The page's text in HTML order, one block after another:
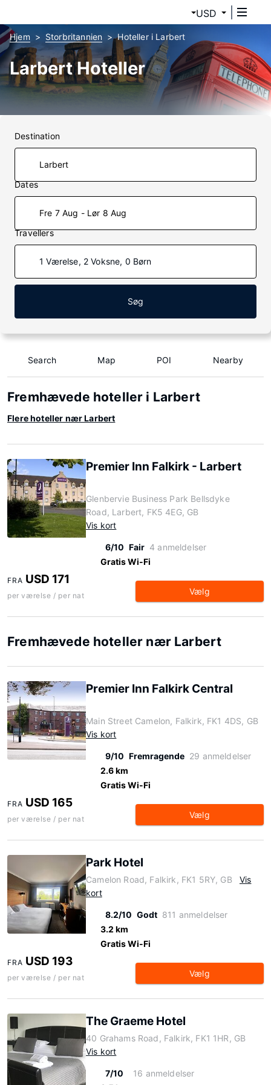
USD
Hjem Storbritannien Hoteller i Larbert
Larbert Hoteller
Destination
Dates
Fre 7 Aug - Lør 8 Aug
Travellers
1 Værelse, 2 Voksne, 0 Børn
Søg
Search Map POI Nearby
Fremhævede hoteller i Larbert
Flere hoteller nær Larbert
Premier Inn Falkirk - Larbert
Glenbervie Business Park Bellsdyke
Road, Larbert, FK5 4EG, GB
Vis kort
6/10 Fair 4 anmeldelser
Gratis Wi-Fi
FRA USD 171
per værelse / per nat Vælg
Fremhævede hoteller nær Larbert
Premier Inn Falkirk Central
Main Street Camelon, Falkirk, FK1 4DS, GB
Vis kort
9/10 Fremragende 29 anmeldelser
2.6 km
Gratis Wi-Fi
FRA USD 165
per værelse / per nat Vælg
Park Hotel
Camelon Road, Falkirk, FK1 5RY, GB
Vis
kort
8.2/10 Godt 811 anmeldelser
3.2 km
Gratis Wi-Fi
FRA USD 193
per værelse / per nat Vælg
The Graeme Hotel
40 Grahams Road, Falkirk, FK1 1HR, GB
Vis kort
7/10
16 anmeldelser